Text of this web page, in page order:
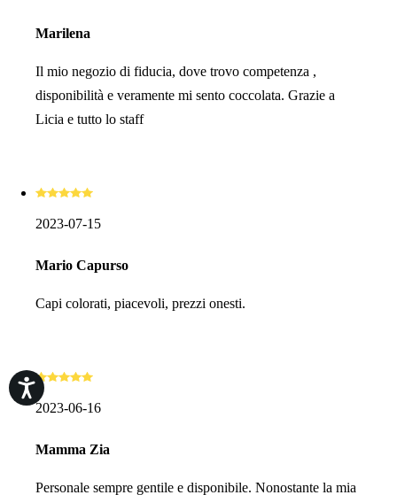
Marilena
Il mio negozio di fiducia, dove trovo competenza ,
disponibilità e veramente mi sento coccolata. Grazie a
Licia e tutto lo staff
2023-07-15
Mario Capurso
Capi colorati, piacevoli, prezzi onesti.
2023-06-16
Mamma Zia
Personale sempre gentile e disponibile. Nonostante la mia